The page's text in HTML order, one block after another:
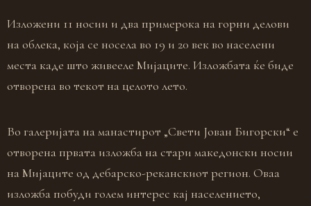
Изложени 11 носии и два примерока на горни делови
на облека, која се носела во 19 и 20 век во населени
места каде што живееле Мијаците. Изложбата ќе биде
отворена во текот на целото лето.
Во галеријата на манастирот „Свети Јован Бигорски“ е
отворена првата изложба на стари македонски носии
на Мијаците од дебарско-реканскиот регион. Оваа
изложба побуди голем интерес кај населението,